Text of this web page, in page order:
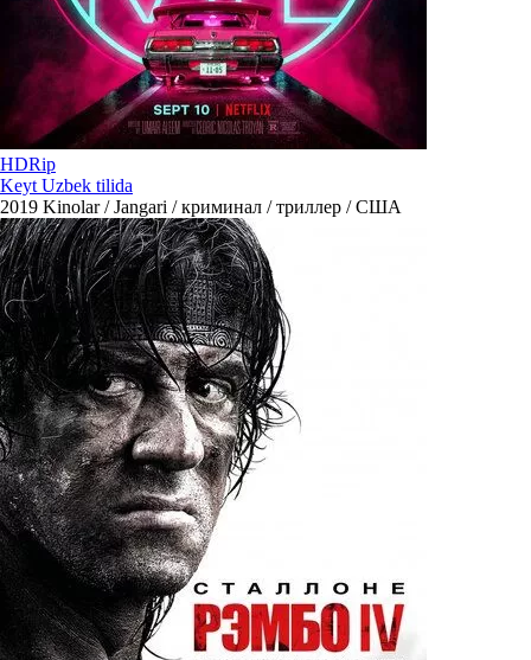
HDRip
Keyt Uzbek tilida
2019 Kinolar / Jangari / криминал / триллер / США